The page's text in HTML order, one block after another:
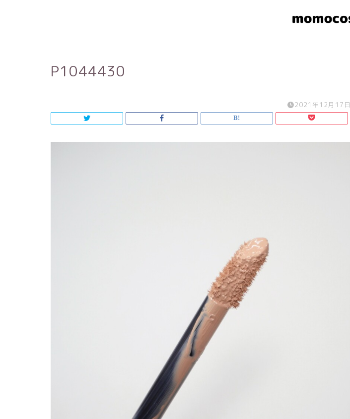
P1044430
2021年12月17日